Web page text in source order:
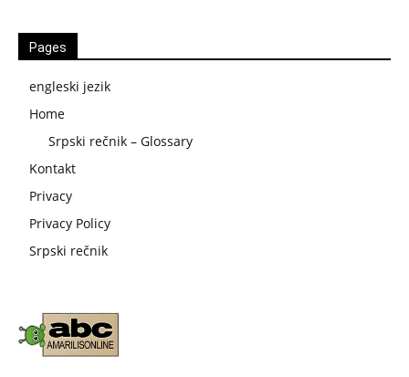
Pages
engleski jezik
Home
Srpski rečnik – Glossary
Kontakt
Privacy
Privacy Policy
Srpski rečnik